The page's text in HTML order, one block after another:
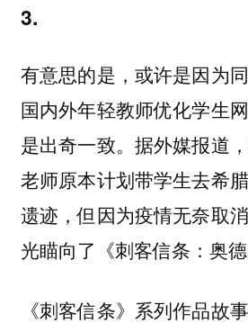
3.
有意思的是，或许是因为
国内外年轻教师优化学生
是出奇一致。据外媒报道
老师原本计划带学生去希
遗迹，但因为疫情无奈取
光瞄向了《刺客信条：奥德
《刺客信条》系列作品故